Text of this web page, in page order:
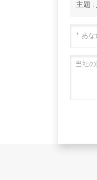
主題 :